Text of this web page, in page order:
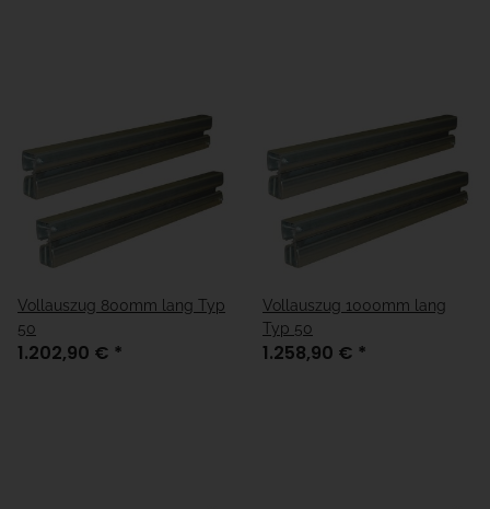
Vollauszug 800mm lang Typ
50
1.202,90 € *
Vollauszug 1000mm lang
Typ 50
1.258,90 € *